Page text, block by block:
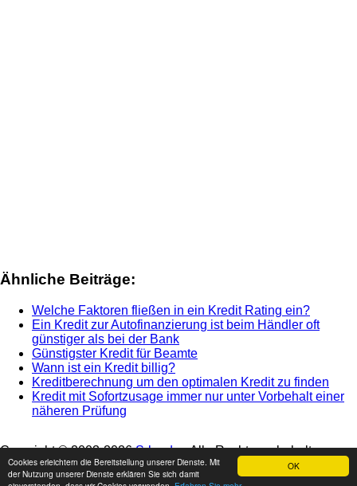
OK
Cookies erleichtern die Bereitstellung unserer Dienste. Mit
der Nutzung unserer Dienste erklären Sie sich damit
Ähnliche Beiträge:
Welche Faktoren fließen in ein Kredit Rating ein?
Ein Kredit zur Autofinanzierung ist beim Händler oft
günstiger als bei der Bank
Günstigster Kredit für Beamte
Wann ist ein Kredit billig?
Kreditberechnung um den optimalen Kredit zu finden
Kredit mit Sofortzusage immer nur unter Vorbehalt einer
näheren Prüfung
Copyright © 2003-2026Srbg.de- Alle Rechte vorbehalten -
Impressum-Nutzungshinweis-Datenschutz